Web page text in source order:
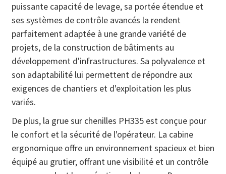
puissante capacité de levage, sa portée étendue et
ses systèmes de contrôle avancés la rendent
parfaitement adaptée à une grande variété de
projets, de la construction de bâtiments au
développement d'infrastructures. Sa polyvalence et
son adaptabilité lui permettent de répondre aux
exigences de chantiers et d'exploitation les plus
variés.
De plus, la grue sur chenilles PH335 est conçue pour
le confort et la sécurité de l'opérateur. La cabine
ergonomique offre un environnement spacieux et bien
équipé au grutier, offrant une visibilité et un contrôle